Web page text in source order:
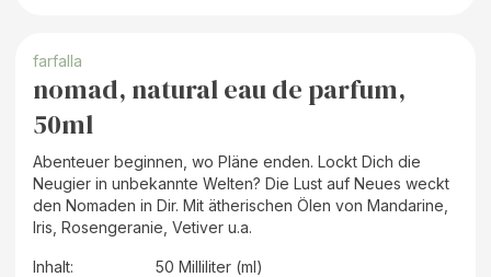
farfalla
nomad, natural eau de parfum,
50ml
Abenteuer beginnen, wo Pläne enden. Lockt Dich die
Neugier in unbekannte Welten? Die Lust auf Neues weckt
den Nomaden in Dir. Mit ätherischen Ölen von Mandarine,
Iris, Rosengeranie, Vetiver u.a.
Inhalt:
50 Milliliter (ml)